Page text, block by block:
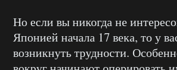
Но если вы никогда не
Японией начала 17 века, то у
возникнуть трудности.